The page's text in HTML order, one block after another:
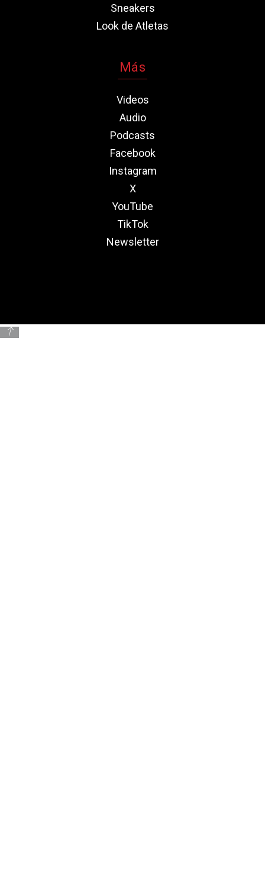
Sneakers
Look de Atletas
Más
Videos
Audio
Podcasts
Facebook
Instagram
X
YouTube
TikTok
Newsletter